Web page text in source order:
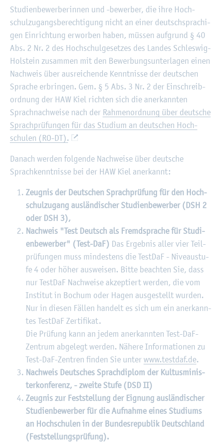
Stu­di­en­be­wer­be­rin­nen und -be­wer­ber, die ihre Hoch­
schul­zu­gangs­be­rech­ti­gung nicht an einer deutsch­spra­chi­
gen Ein­rich­tung er­wor­ben haben, müs­sen auf­grund § 40
Abs. 2 Nr. 2 des Hoch­schul­ge­set­zes des Lan­des Schles­wig-
Hol­stein zu­sam­men mit den Be­wer­bungs­un­ter­la­gen einen
Nach­weis über aus­rei­chen­de Kennt­nis­se der deut­schen
Spra­che er­brin­gen. Gem. § 5 Abs. 3 Nr. 2 der Ein­schrei­b­
ord­nung der HAW Kiel rich­ten sich die an­er­kann­ten
Sprach­nach­wei­se nach der Rah­men­ord­nung über deut­sche
Sprach­prü­fun­gen für das Stu­di­um an deut­schen Hoch­
schu­len (RO-DT).
Da­nach wer­den fol­gen­de Nach­wei­se über deut­sche
Sprach­kennt­nis­se bei der HAW Kiel an­er­kannt:
Zeug­nis der Deut­schen Sprach­prü­fung für den Hoch­
schul­zu­gang aus­län­di­scher Stu­di­en­be­wer­ber (DSH 2
oder DSH 3),
Nach­weis "Test Deutsch als Fremd­spra­che für Stu­di­
en­be­wer­ber" (Test-DaF) Das Er­geb­nis aller vier Teil­
prü­fun­gen muss min­des­tens die Test­DaF - Ni­veau­stu­
fe 4 oder höher aus­wei­sen. Bitte be­ach­ten Sie, dass
nur Test­DaF Nach­wei­se ak­zep­tiert wer­den, die vom
In­sti­tut in Bo­chum oder Hagen aus­ge­stellt wur­den.
Nur in die­sen Fäl­len han­delt es sich um ein an­er­kann­
tes Test­DaF Zer­ti­fi­kat.
Die Prü­fung kann an jedem an­er­kann­ten Test-DaF-
Zen­trum ab­ge­legt wer­den. Nä­he­re In­for­ma­tio­nen zu
Test-DaF-Zen­tren fin­den Sie unter www.​testdaf.​de.
Nach­weis Deut­sches Sprach­di­plom der Kultus­mi­nis­
ter­kon­fe­renz, - zwei­te Stufe (DSD II)
Zeug­nis zur Fest­stel­lung der Eig­nung aus­län­di­scher
Stu­di­en­be­wer­ber für die Auf­nah­me eines Stu­di­ums
an Hoch­schu­len in der Bun­des­re­pu­blik Deutsch­land
(Fest­stel­lungs­prü­fung).